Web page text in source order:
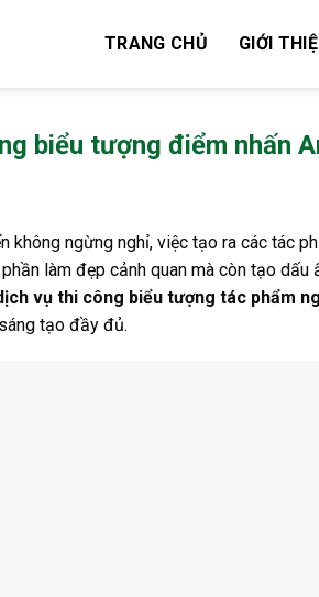
TRANG CHỦ GIỚI
biểu tượng điểm nhấn
không ngừng nghỉ, việc tạo ra các tác
làm đẹp cảnh quan mà còn tạo
vụ thi công biểu tượng tác phẩm
tạo đầy đủ.